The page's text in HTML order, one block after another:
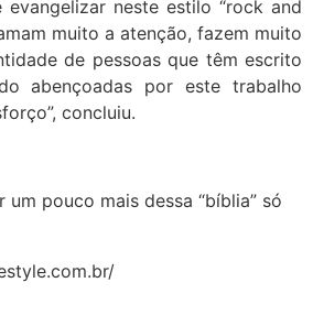
neste estilo “rock and
muito a atenção, fazem muito
de pessoas que têm escrito
abençoadas por este trabalho
concluiu.
um pouco mais dessa “bíblia” só